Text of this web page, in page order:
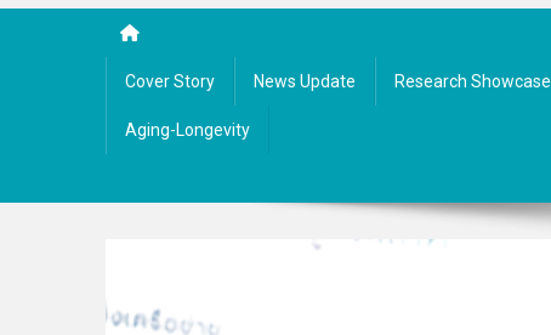
Cover Story News Update Research Showcase
Aging-Longevity